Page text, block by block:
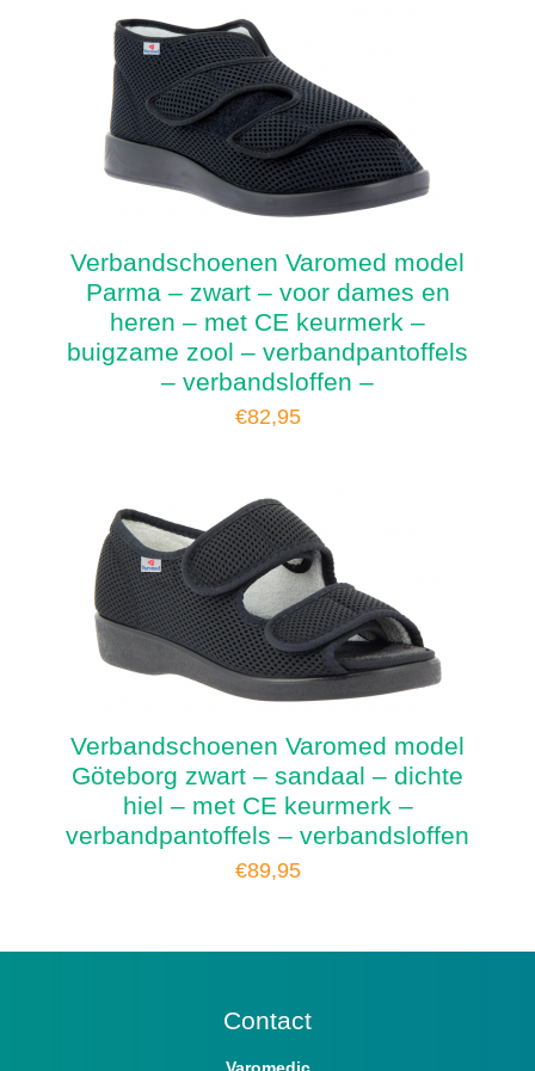
Verbandschoenen Varomed model
Parma – zwart – voor dames en
heren – met CE keurmerk –
buigzame zool – verbandpantoffels
– verbandsloffen –
€82,95
Verbandschoenen Varomed model
Göteborg zwart – sandaal – dichte
hiel – met CE keurmerk –
verbandpantoffels – verbandsloffen
€89,95
Contact